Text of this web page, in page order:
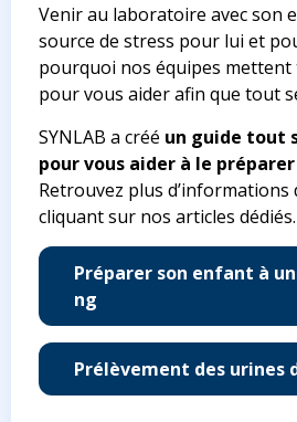
Venir au laboratoire avec son
source de stress pour lui et
pourquoi nos équipes
pour vous aider afin que tout
SYNLAB a créé un guide tout
pour vous aider à le
Retrouvez plus d’informations
cliquant sur nos articles dédiés.
Préparer son enfant à
ng
Prélèvement des urines